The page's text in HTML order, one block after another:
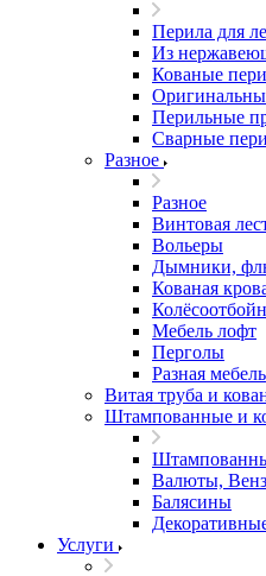
Перила для
Из
Кованые
Перильные
Сварные
Разное
Разное
Винтовая
Вольеры
Дымники,
Кованая
Мебель лофт
Перголы
Разная мебель
Витая труба и
Штампованные и
Валюты,
Балясины
Услуги